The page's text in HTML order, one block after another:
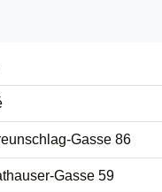
Gasse 86
Gasse 59